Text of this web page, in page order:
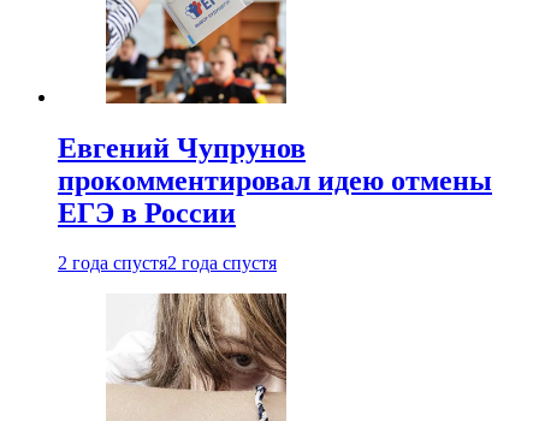
Евгений Чупрунов
прокомментировал идею отмены
ЕГЭ в России
2 года спустя2 года спустя